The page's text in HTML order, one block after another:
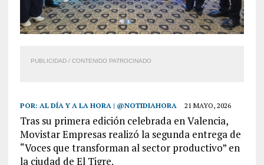
PUBLICIDAD / CONTENIDO PATROCINADO
POR: AL DÍA Y A LA HORA | @NOTIDIAHORA 21 MAYO, 2026
Tras su primera edición celebrada en Valencia,
Movistar Empresas realizó la segunda entrega de
“Voces que transforman al sector productivo” en
la ciudad de El Tigre.